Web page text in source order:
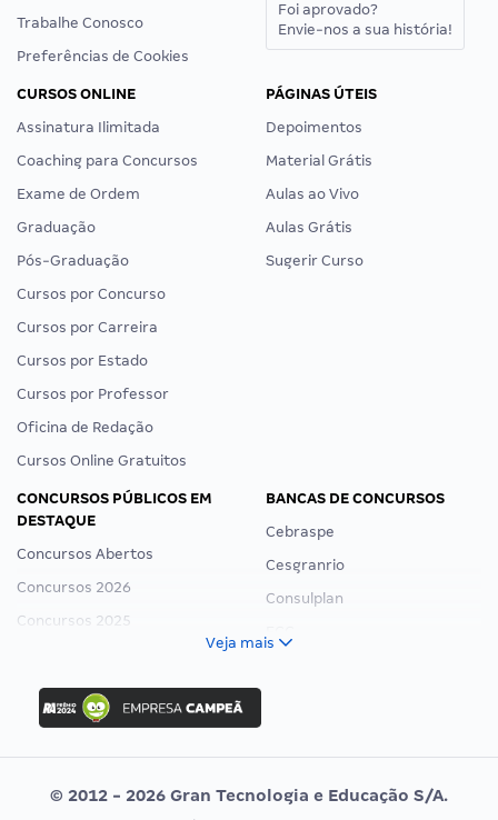
Trabalhe Conosco
Preferências de Cookies
Foi aprovado?
Envie-nos a sua história!
CURSOS ONLINE
Assinatura Ilimitada
Coaching para Concursos
Exame de Ordem
Graduação
Pós-Graduação
Cursos por Concurso
Cursos por Carreira
Cursos por Estado
Cursos por Professor
Oficina de Redação
Cursos Online Gratuitos
PÁGINAS ÚTEIS
Depoimentos
Material Grátis
Aulas ao Vivo
Aulas Grátis
Sugerir Curso
CONCURSOS PÚBLICOS EM
DESTAQUE
Concursos Abertos
Concursos 2026
Concursos 2025
Concurso Ibama
Concurso MPU
Editais publicados
BANCAS DE CONCURSOS
Cebraspe
Cesgranrio
Consulplan
Vunesp
Veja mais
© 2012 - 2026 Gran Tecnologia e Educação S/A.